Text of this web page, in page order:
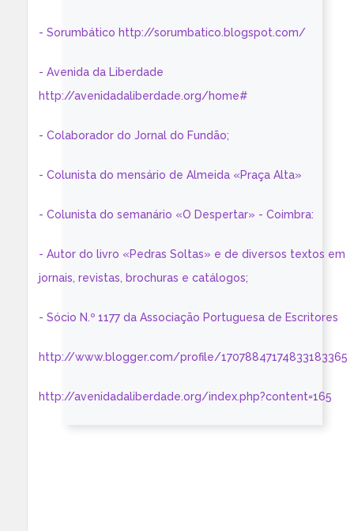
- Sorumbático http://sorumbatico.blogspot.com/
- Avenida da Liberdade
http://avenidadaliberdade.org/home#
- Colaborador do Jornal do Fundão;
- Colunista do mensário de Almeida «Praça Alta»
- Colunista do semanário «O Despertar» - Coimbra:
- Autor do livro «Pedras Soltas» e de diversos textos em
jornais, revistas, brochuras e catálogos;
- Sócio N.º 1177 da Associação Portuguesa de Escritores
http://www.blogger.com/profile/17078847174833183365
http://avenidadaliberdade.org/index.php?content=165